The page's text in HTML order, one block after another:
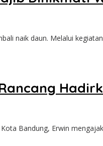
naik daun. Melalui
Bandung, Erwin